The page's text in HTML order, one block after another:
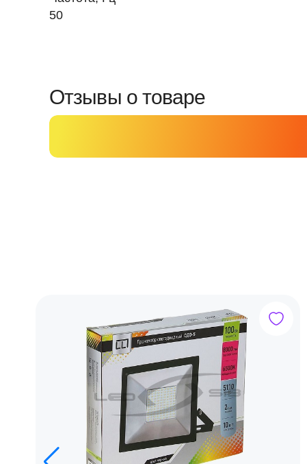
50
Отзывы о товаре